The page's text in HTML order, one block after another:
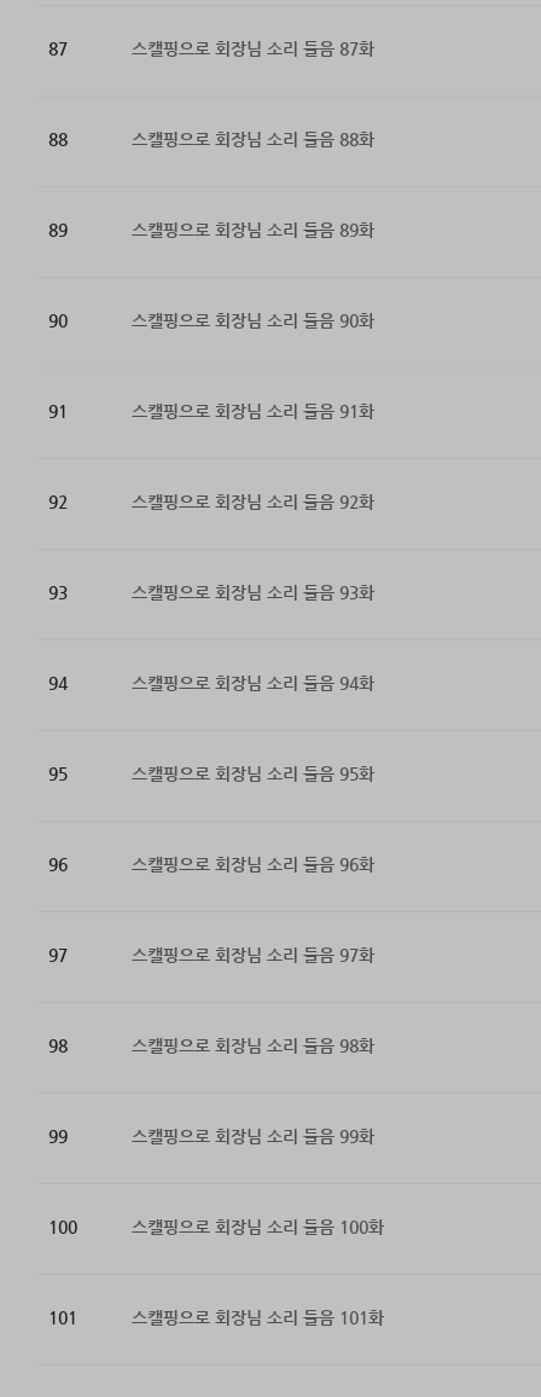
87 스캘핑으로 회장님 소리 들음 87화
88 스캘핑으로 회장님 소리 들음 88화
89 스캘핑으로 회장님 소리 들음 89화
90 스캘핑으로 회장님 소리 들음 90화
91 스캘핑으로 회장님 소리 들음 91화
92 스캘핑으로 회장님 소리 들음 92화
93 스캘핑으로 회장님 소리 들음 93화
94 스캘핑으로 회장님 소리 들음 94화
95 스캘핑으로 회장님 소리 들음 95화
96 스캘핑으로 회장님 소리 들음 96화
97 스캘핑으로 회장님 소리 들음 97화
98 스캘핑으로 회장님 소리 들음 98화
99 스캘핑으로 회장님 소리 들음 99화
100 스캘핑으로 회장님 소리 들음 100화
101 스캘핑으로 회장님 소리 들음 101화